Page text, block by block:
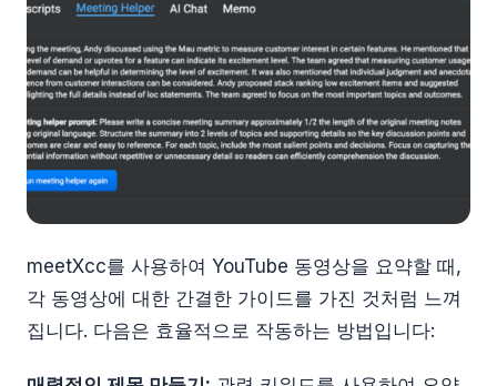
meetXcc를 사용하여 YouTube 동영상을 요약할 때,
각 동영상에 대한 간결한 가이드를 가진 것처럼 느껴
집니다. 다음은 효율적으로 작동하는 방법입니다: